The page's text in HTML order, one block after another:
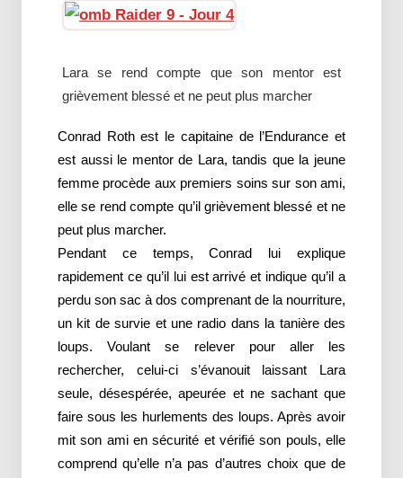
Lara se rend compte que son mentor est
grièvement blessé et ne peut plus marcher
Conrad Roth est le capitaine de l’Endurance et
est aussi le mentor de Lara, tandis que la jeune
femme procède aux premiers soins sur son ami,
elle se rend compte qu’il grièvement blessé et ne
peut plus marcher.
Pendant ce temps, Conrad lui explique
rapidement ce qu’il lui est arrivé et indique qu’il a
perdu son sac à dos comprenant de la nourriture,
un kit de survie et une radio dans la tanière des
loups. Voulant se relever pour aller les
rechercher, celui-ci s’évanouit laissant Lara
seule, désespérée, apeurée et ne sachant que
faire sous les hurlements des loups. Après avoir
mit son ami en sécurité et vérifié son pouls, elle
comprend qu’elle n’a pas d’autres choix que de